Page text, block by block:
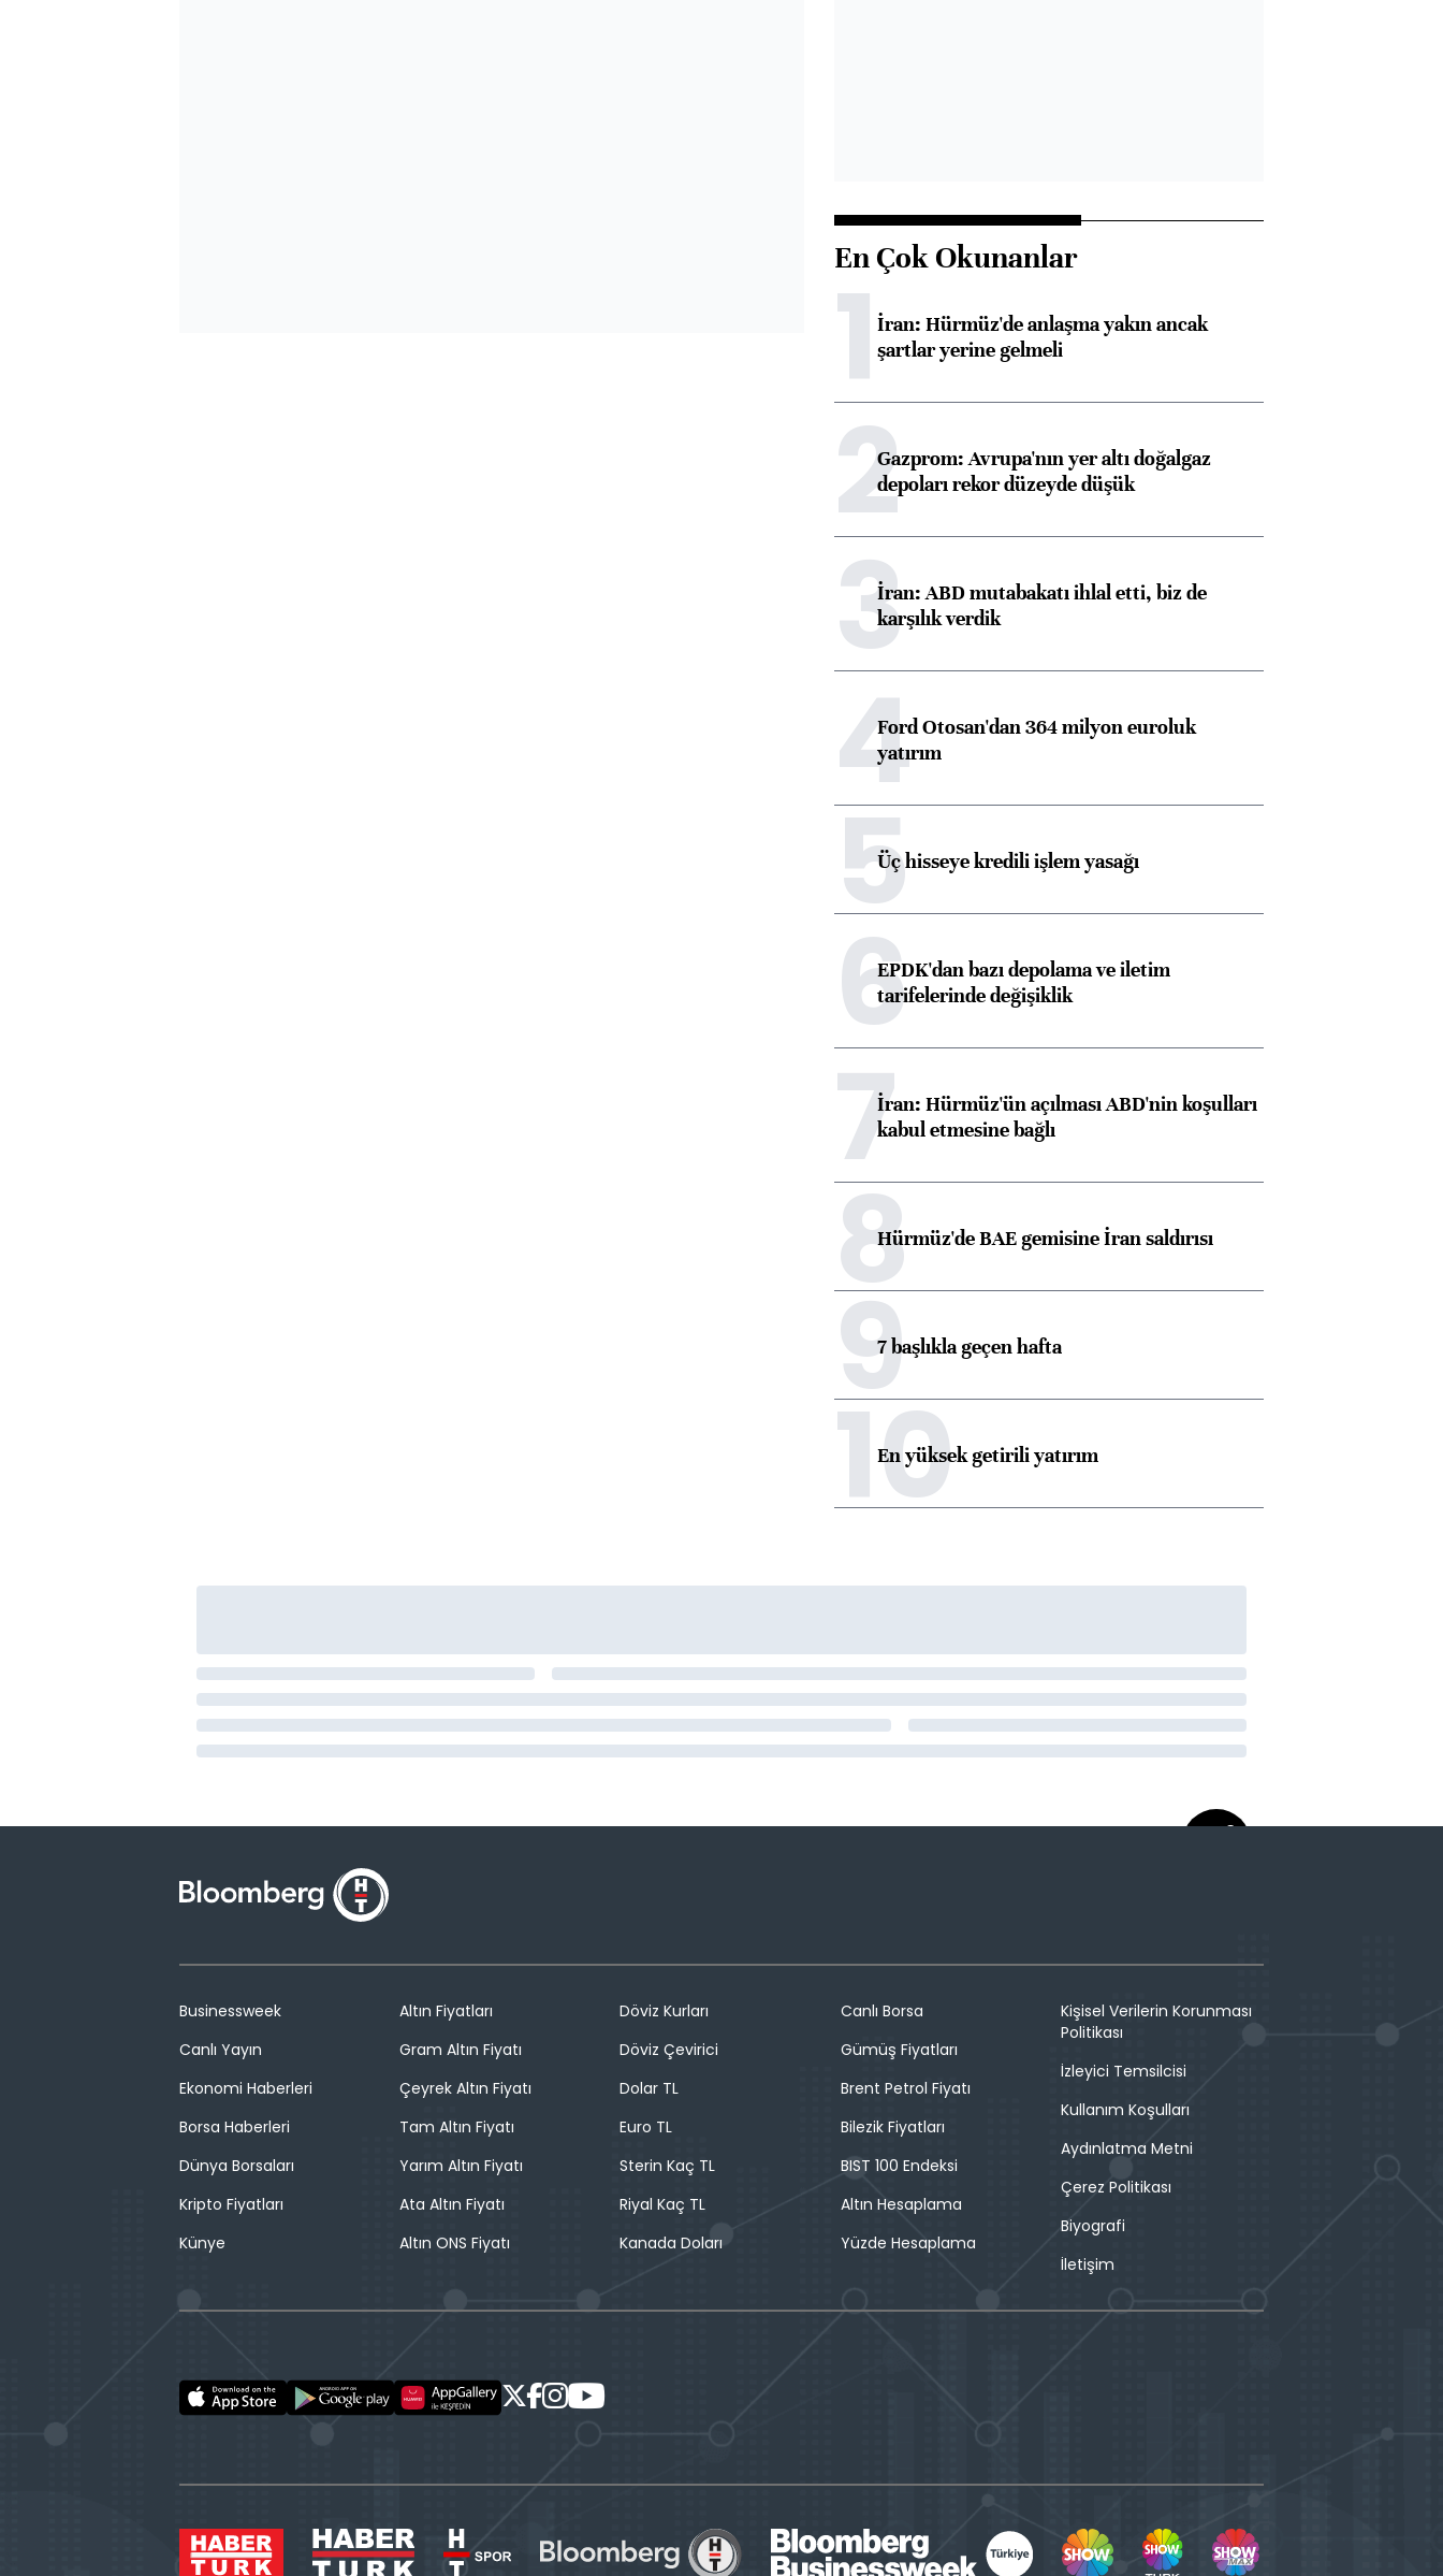
En Çok Okunanlar
1İran: Hürmüz'de anlaşma yakın ancak
şartlar yerine gelmeli
2Gazprom: Avrupa'nın yer altı doğalgaz
depoları rekor düzeyde düşük
3İran: ABD mutabakatı ihlal etti, biz de
karşılık verdik
4Ford Otosan'dan 364 milyon euroluk
yatırım
5Üç hisseye kredili işlem yasağı
6EPDK'dan bazı depolama ve iletim
tarifelerinde değişiklik
7İran: Hürmüz'ün açılması ABD'nin koşulları
kabul etmesine bağlı
8Hürmüz'de BAE gemisine İran saldırısı
97 başlıkla geçen hafta
10
En yüksek getirili yatırım
Businessweek
Canlı Yayın
Ekonomi Haberleri
Borsa Haberleri
Dünya Borsaları
Kripto Fiyatları
Künye
Altın Fiyatları
Gram Altın Fiyatı
Çeyrek Altın Fiyatı
Tam Altın Fiyatı
Yarım Altın Fiyatı
Ata Altın Fiyatı
Altın ONS Fiyatı
Döviz Kurları
Döviz Çevirici
Dolar TL
Euro TL
Sterin Kaç TL
Riyal Kaç TL
Kanada Doları
Canlı Borsa
Gümüş Fiyatları
Brent Petrol Fiyatı
Bilezik Fiyatları
BIST 100 Endeksi
Altın Hesaplama
Yüzde Hesaplama
Kişisel Verilerin Korunması
Politikası
İzleyici Temsilcisi
Kullanım Koşulları
Aydınlatma Metni
Çerez Politikası
Biyografi
İletişim